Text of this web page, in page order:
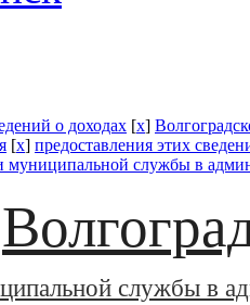
о доходах [x]
[x] предоставления этих
службы в
службы в